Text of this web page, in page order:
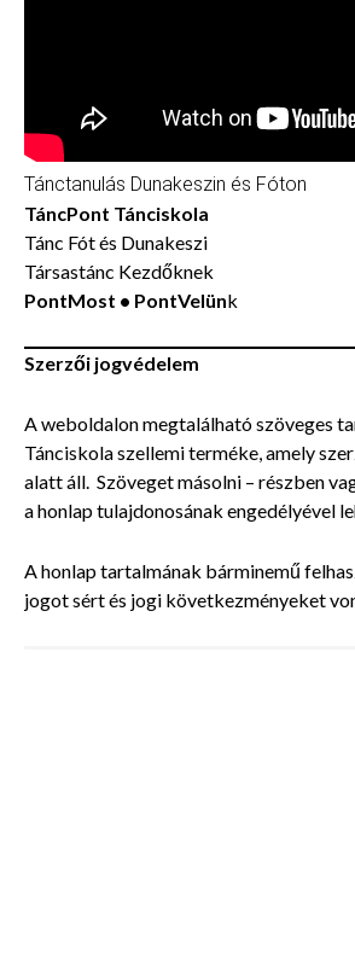
Tánctanulás Dunakeszin és Fóton
TáncPont Tánciskola
Tánc Fót és Dunakeszi
Társastánc Kezdőknek
PontMost • PontVelünk
Szerzői jogvédelem
A weboldalon megtalálható szöveges
Tánciskola szellemi terméke, amely
alatt áll. Szöveget másolni – részben
a honlap tulajdonosának engedélyével
A honlap tartalmának bárminemű
jogot sért és jogi következményeket